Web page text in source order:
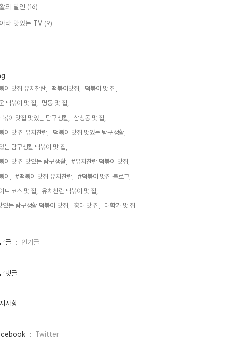
의 달인 (16)
라 맛있는 TV (9)
이 맛집 유치찬란, 떡볶이맛집,
떡볶이 맛 집,
떡볶이 맛 집,
명동 맛 집,
볶이 맛집 맛있는 탐구생활,
삼청동 맛 집,
이 맛 집 유치찬란,
떡볶이 맛집 맛있는 탐구생활,
는 탐구생활 떡볶이 맛 집,
이 맛 집 맛있는 탐구생활,
#유치찬란 떡볶이 맛집,
이,
#떡볶이 맛집 유치찬란,
#떡볶이 맛집 블로그,
트 코스 맛 집,
유치찬란 떡볶이 맛 집,
있는 탐구생활 떡볶이 맛집,
홍대 맛 집, 대학가 맛 집,
글 인기글
댓글
사항
Twitter